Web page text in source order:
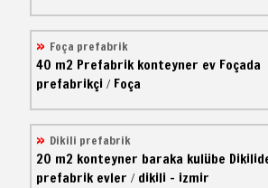
Foça prefabrik
40 m2 Prefabrik konteyner ev Foçada
prefabrikçi / Foça
Dikili prefabrik
20 m2 konteyner baraka kulübe
prefabrik evler / dikili - izmir